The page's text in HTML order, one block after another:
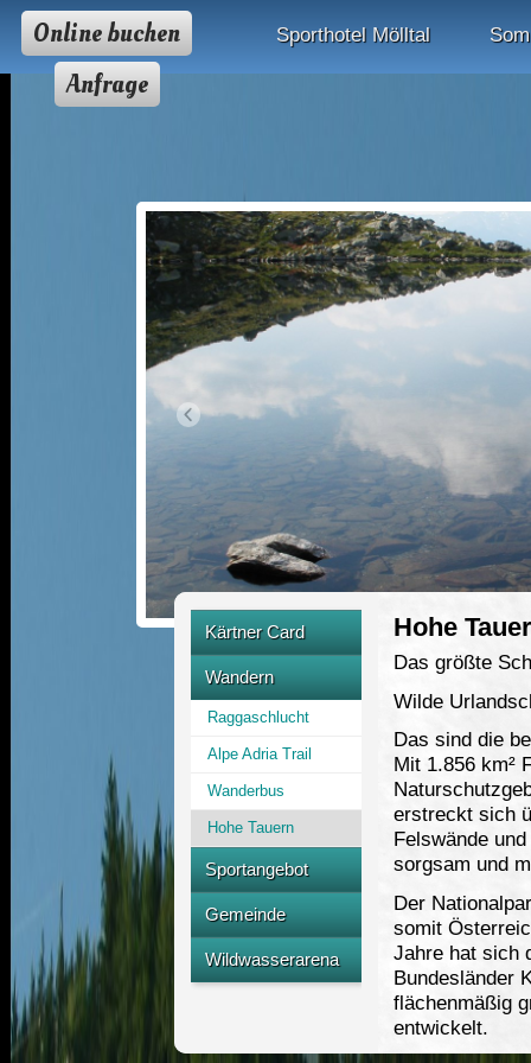
Online buchen
Anfrage
Sporthotel Mölltal
Hohe
Das größte
Wilde
Das sind die
Mit 1.856 km²
erstreckt sich
Felswände
sorgsam und
Der
somit
Jahre hat sich
Bundesländer
flächenmäßig
entwickelt.
Kärtner Card
Partnerbetrieb
Wandern
Raggaschlucht
Alpe Adria Trail
Wanderbus
Hohe Tauern
Sportangebot
Rafting
Kajak
Kletterhalle
Gemeinde
Freibad
Wildwasserarena